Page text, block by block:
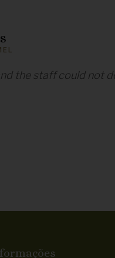
the staff could not